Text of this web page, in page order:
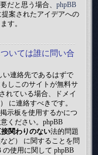
だと思う場合、 phpBB
案されたアイデアへの
す。
いては誰に問い合
い連絡先であるはずで
しこのサイトが無料サ
れている場合、ドメイ
に連絡すべきです。
示板を使用するかにつ
ください。phpBB
関わりのない法的問題
ど） に関することを問
の使用に関して phpBB